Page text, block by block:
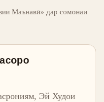
Маънавӣ» дар сомонаи
Эй Худои